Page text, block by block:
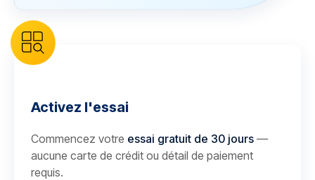
Activez l'essai
Commencez votre essai gratuit de 30 jours —
aucune carte de crédit ou détail de paiement
requis.